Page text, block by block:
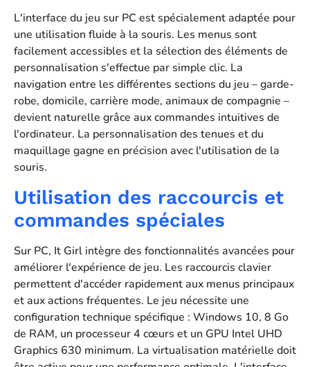
L'interface du jeu sur PC est spécialement adaptée pour
une utilisation fluide à la souris. Les menus sont
facilement accessibles et la sélection des éléments de
personnalisation s'effectue par simple clic. La
navigation entre les différentes sections du jeu – garde-
robe, domicile, carrière mode, animaux de compagnie –
devient naturelle grâce aux commandes intuitives de
l'ordinateur. La personnalisation des tenues et du
maquillage gagne en précision avec l'utilisation de la
souris.
Utilisation des raccourcis et
commandes spéciales
Sur PC, It Girl intègre des fonctionnalités avancées pour
améliorer l'expérience de jeu. Les raccourcis clavier
permettent d'accéder rapidement aux menus principaux
et aux actions fréquentes. Le jeu nécessite une
configuration technique spécifique : Windows 10, 8 Go
de RAM, un processeur 4 cœurs et un GPU Intel UHD
Graphics 630 minimum. La virtualisation matérielle doit